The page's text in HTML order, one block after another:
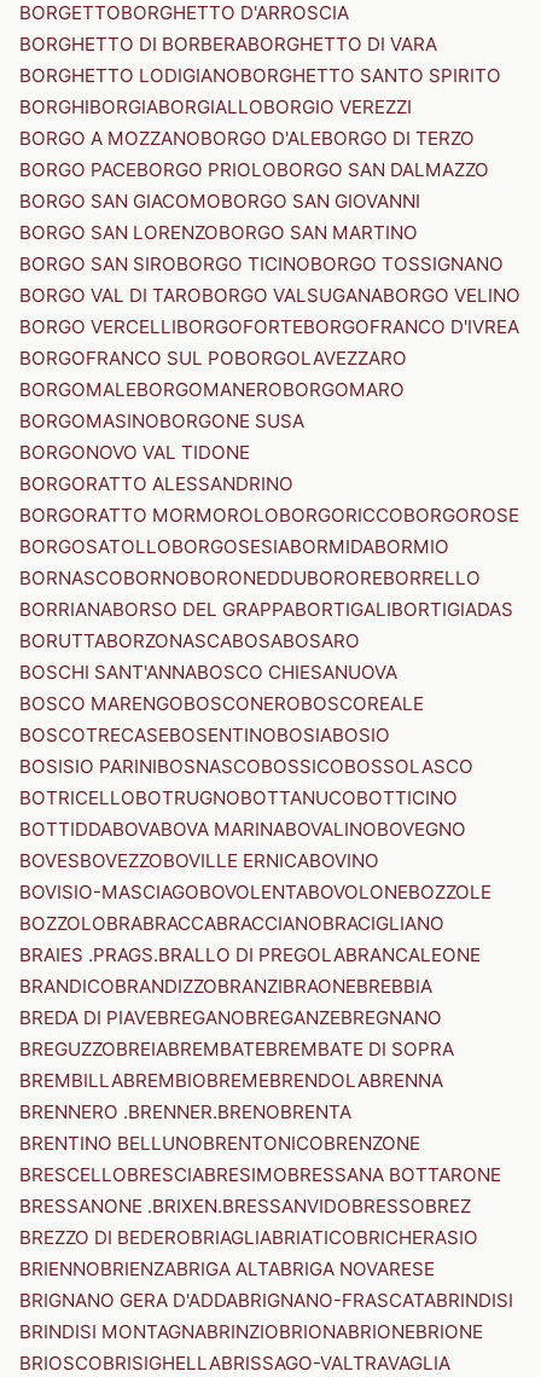
BORGETTOBORGHETTO D'ARROSCIA
BORGHETTO DI BORBERABORGHETTO DI VARA
BORGHETTO LODIGIANOBORGHETTO SANTO SPIRITO
BORGHIBORGIABORGIALLOBORGIO VEREZZI
BORGO A MOZZANOBORGO D'ALEBORGO DI TERZO
BORGO PACEBORGO PRIOLOBORGO SAN DALMAZZO
BORGO SAN GIACOMOBORGO SAN GIOVANNI
BORGO SAN LORENZOBORGO SAN MARTINO
BORGO SAN SIROBORGO TICINOBORGO TOSSIGNANO
BORGO VAL DI TAROBORGO VALSUGANABORGO VELINO
BORGO VERCELLIBORGOFORTEBORGOFRANCO D'IVREA
BORGOFRANCO SUL POBORGOLAVEZZARO
BORGOMALEBORGOMANEROBORGOMARO
BORGOMASINOBORGONE SUSA
BORGONOVO VAL TIDONE
BORGORATTO ALESSANDRINO
BORGORATTO MORMOROLOBORGORICCOBORGOROSE
BORGOSATOLLOBORGOSESIABORMIDABORMIO
BORNASCOBORNOBORONEDDUBOROREBORRELLO
BORRIANABORSO DEL GRAPPABORTIGALIBORTIGIADAS
BORUTTABORZONASCABOSABOSARO
BOSCHI SANT'ANNABOSCO CHIESANUOVA
BOSCO MARENGOBOSCONEROBOSCOREALE
BOSCOTRECASEBOSENTINOBOSIABOSIO
BOSISIO PARINIBOSNASCOBOSSICOBOSSOLASCO
BOTRICELLOBOTRUGNOBOTTANUCOBOTTICINO
BOTTIDDABOVABOVA MARINABOVALINOBOVEGNO
BOVESBOVEZZOBOVILLE ERNICABOVINO
BOVISIO-MASCIAGOBOVOLENTABOVOLONEBOZZOLE
BOZZOLOBRABRACCABRACCIANOBRACIGLIANO
BRAIES .PRAGS.BRALLO DI PREGOLABRANCALEONE
BRANDICOBRANDIZZOBRANZIBRAONEBREBBIA
BREDA DI PIAVEBREGANOBREGANZEBREGNANO
BREGUZZOBREIABREMBATEBREMBATE DI SOPRA
BREMBILLABREMBIOBREMEBRENDOLABRENNA
BRENNERO .BRENNER.BRENOBRENTA
BRENTINO BELLUNOBRENTONICOBRENZONE
BRESCELLOBRESCIABRESIMOBRESSANA BOTTARONE
BRESSANONE .BRIXEN.BRESSANVIDOBRESSOBREZ
BREZZO DI BEDEROBRIAGLIABRIATICOBRICHERASIO
BRIENNOBRIENZABRIGA ALTABRIGA NOVARESE
BRIGNANO GERA D'ADDABRIGNANO-FRASCATABRINDISI
BRINDISI MONTAGNABRINZIOBRIONABRIONEBRIONE
BRIOSCOBRISIGHELLABRISSAGO-VALTRAVAGLIA